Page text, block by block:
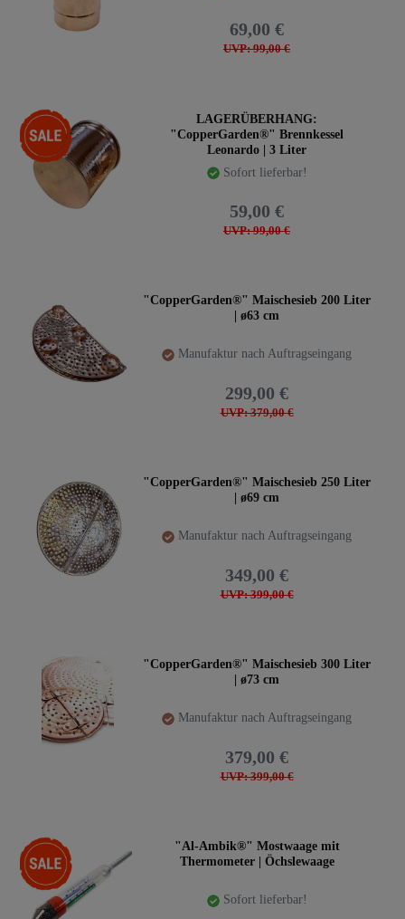
UVP: 99,00 €
69,00 €
-40%
LAGERÜBERHANG:
"CopperGarden®" Brennkessel
Leonardo | 3 Liter
Sofort lieferbar!
UVP: 99,00 €
59,00 €
"CopperGarden®" Maischesieb 200 Liter
| ø63 cm
Manufaktur nach Auftragseingang
UVP: 379,00 €
299,00 €
"CopperGarden®" Maischesieb 250 Liter
| ø69 cm
Manufaktur nach Auftragseingang
UVP: 399,00 €
349,00 €
"CopperGarden®" Maischesieb 300 Liter
| ø73 cm
Manufaktur nach Auftragseingang
UVP: 399,00 €
379,00 €
-22%
"Al-Ambik®" Mostwaage mit
Thermometer | Öchslewaage
Sofort lieferbar!